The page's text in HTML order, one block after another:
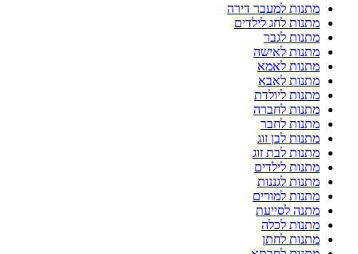
מתנות למעבר דירה
מתנות לחג לילדים
מתנות לגבר
מתנות לאישה
מתנות לאמא
מתנות לאבא
מתנות ליולדת
מתנות לחברה
מתנות לחבר
מתנות לבן זוג
מתנות לבת זוג
מתנות לילדים
מתנות לגננות
מתנות למורים
מתנה לסייעת
מתנות לכלה
מתנות לחתן